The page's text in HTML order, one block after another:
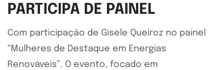
PARTICIPA DE PAINEL
Com participação de Gisele Queiroz no painel
“Mulheres de Destaque em Energias
Renováveis”. O evento, focado em